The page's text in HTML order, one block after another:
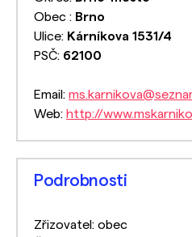
Obec : Brno
Ulice: Kárníkova 1531/4
PSČ: 62100
Email:
Web: http://
Podrobnosti
Zřizovatel: obec